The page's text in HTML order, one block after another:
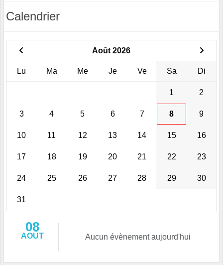
Calendrier
Août 2026
Lu Ma Me Je Ve Sa Di
1 2
3 4 5 6 7 8 9
10 11 12 13 14 15 16
17 18 19 20 21 22 23
24 25 26 27 28 29 30
31
08
AOÛT Aucun évènement aujourd'hui